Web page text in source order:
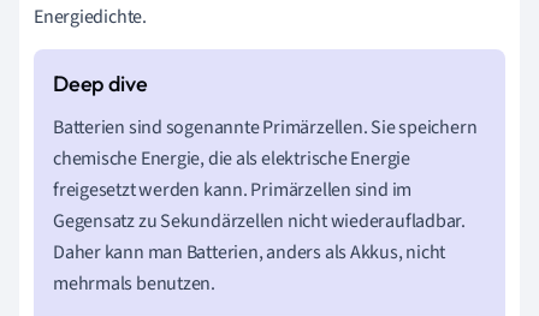
Energiedichte.
Batterien sind sogenannte Primärzellen. Sie speichern
chemische Energie, die als elektrische Energie
freigesetzt werden kann. Primärzellen sind im
Gegensatz zu Sekundärzellen nicht wiederaufladbar.
Daher kann man Batterien, anders als Akkus, nicht
mehrmals benutzen.